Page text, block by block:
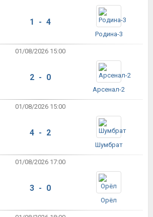
1 - 4
Родина-3
01/08/2026 15:00
2 - 0
Арсенал-2
01/08/2026 15:00
4 - 2
Шумбрат
01/08/2026 17:00
3 - 0
Орёл